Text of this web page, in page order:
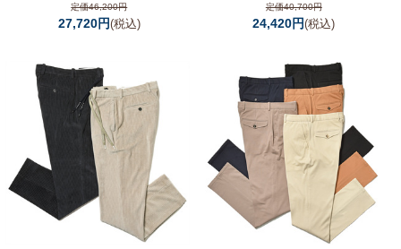
定価46,200円
27,720円(税込)
定価40,700円
24,420円(税込)